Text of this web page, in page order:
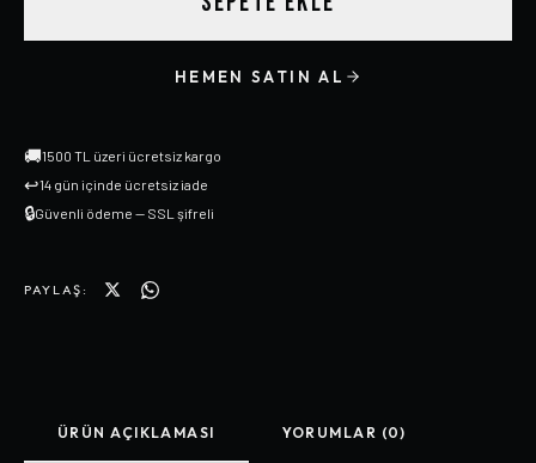
HEMEN SATIN AL
🚚1500 TL üzeri ücretsiz kargo
↩14 gün içinde ücretsiz iade
🔒Güvenli ödeme — SSL şifreli
PAYLAŞ:
ÜRÜN AÇIKLAMASI YORUMLAR (0)